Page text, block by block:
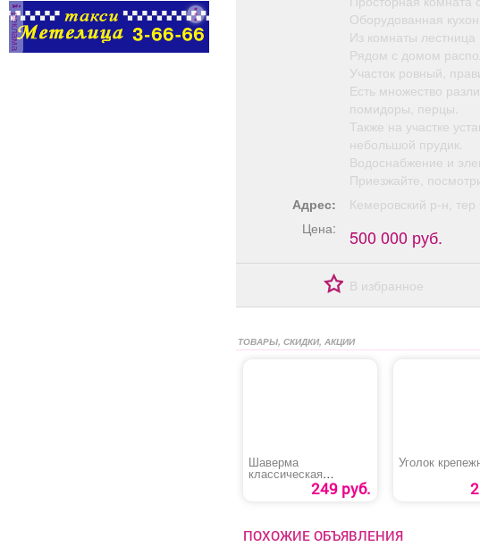
реклама
Оборудованная
Из комнаты
Рядом с домом
Участок ровный,
Есть множество
помидоры, перцы.
Также на участке
небольшой прудик.
Водоснабжение и
Приезжайте,
Адрес:
Кемеровский р-н,
Цена:
500 000 руб.
В избранное
ТОВАРЫ, СКИДКИ, АКЦИИ
Шаверма
классическая
249 руб.
Уголок
ПОХОЖИЕ ОБЪЯВЛЕНИЯ